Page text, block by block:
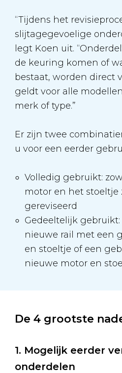
“Tijdens het
slijtagegevoelige
legt Koen uit.
de keuring komen of
bestaat, worden direct
geldt voor alle
merk of type.”
Er zijn twee
u voor een eerder
Volledig gebruikt:
motor en het
gereviseerd
Gedeeltelijk
nieuwe rail met een
en stoeltje of een
nieuwe motor en
De 4 grootste
1. Mogelijk eerder
onderdelen